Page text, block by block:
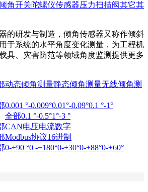
角开关陀螺仪传感器压力扫描阀其它其
的研发与制造，倾角传感器又称作倾斜
于系统的水平角度变化测量，为工程机
具、灾害防范等领域角度监测提供更多
动态倾角测量静态倾角测量无线倾角测
0.001 °-0.009°0.01°-0.09°0.1 °-1°
全部0.1 °-0.5°1°-3 °
CAN电压电流数字
Modbus协议16进制
0-±90 °0 -±180°0-±30°0-±88°0-±60°